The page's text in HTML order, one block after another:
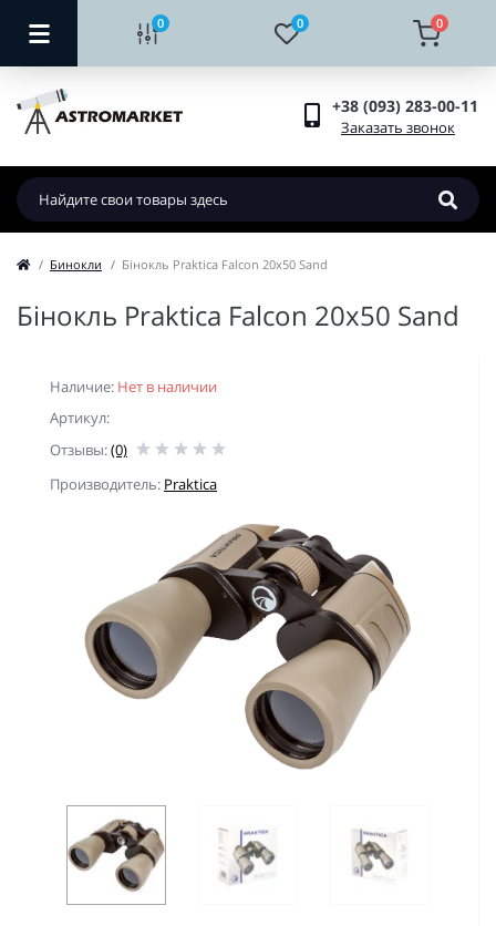
0 0 0
+38 (093) 283-00-11
Заказать звонок
Бинокли Бінокль Praktica Falcon 20x50 Sand
Бінокль Praktica Falcon 20x50 Sand
Наличие: Нет в наличии
Артикул:
Отзывы:(0)
Производитель: Praktica